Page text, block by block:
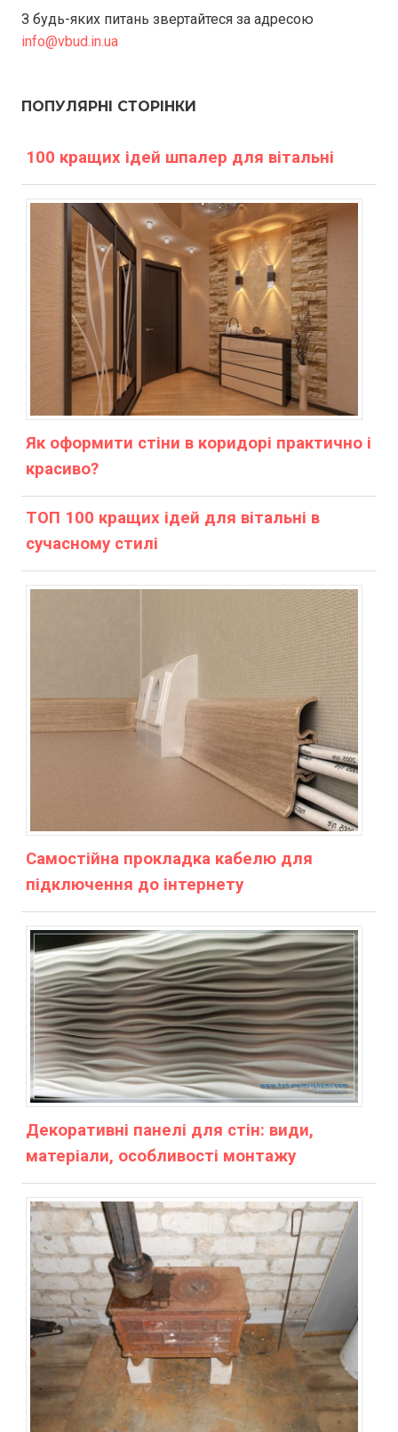
З будь-яких питань звертайтеся за адресою
info@vbud.in.ua
ПОПУЛЯРНІ СТОРІНКИ
100 кращих ідей шпалер для вітальні
Як оформити стіни в коридорі практично і
красиво?
ТОП 100 кращих ідей для вітальні в
сучасному стилі
Самостійна прокладка кабелю для
підключення до інтернету
Декоративні панелі для стін: види,
матеріали, особливості монтажу